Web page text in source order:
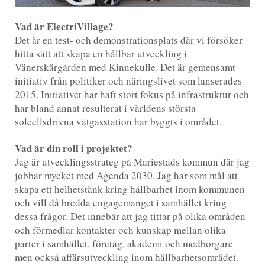
Vad är ElectriVillage?
Det är en test- och demonstrationsplats där vi försöker
hitta sätt att skapa en hållbar utveckling i
Vänerskärgården med Kinnekulle. Det är gemensamt
initiativ från politiker och näringslivet som lanserades
2015. Initiativet har haft stort fokus på infrastruktur och
har bland annat resulterat i världens största
solcellsdrivna vätgasstation har byggts i området.
Vad är din roll i projektet?
Jag är utvecklingsstrateg på Mariestads kommun där jag
jobbar mycket med Agenda 2030. Jag har som mål att
skapa ett helhetstänk kring hållbarhet inom kommunen
och vill då bredda engagemanget i samhället kring
dessa frågor. Det innebär att jag tittar på olika områden
och förmedlar kontakter och kunskap mellan olika
parter i samhället, företag, akademi och medborgare
men också affärsutveckling inom hållbarhetsområdet.